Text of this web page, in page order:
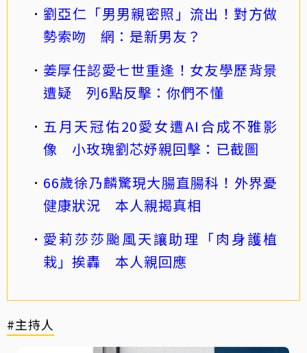
劉亞仁「男男親密照」流出！對方做
勢索吻 網：是新男友？
姜厚任認愛七世重逢！女友學歷背景
遭疑 列6點反擊：你們不懂
五月天冠佑20愛女遭AI合成不雅影
像 小玫瑰劉芯妤親回擊：已截圖
66歲徐乃麟驚現大腸直腸科！外界憂
健康狀況 本人親揭真相
愛莉莎莎颱風天讓助理「肉身護植
栽」挨轟 本人親回應
#主持人